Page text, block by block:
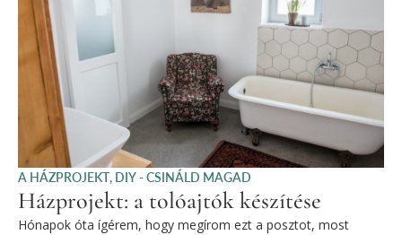
A HÁZPROJEKT, DIY - CSINÁLD MAGAD
Házprojekt: a tolóajtók készítése
Hónapok óta ígérem, hogy megírom ezt a posztot, most